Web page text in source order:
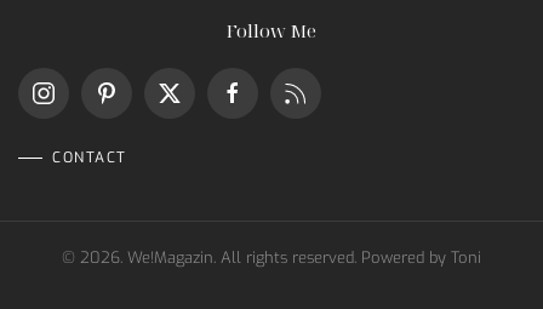
Follow Me
CONTACT
© 2026. We!Magazin. All rights reserved. Powered by Toni